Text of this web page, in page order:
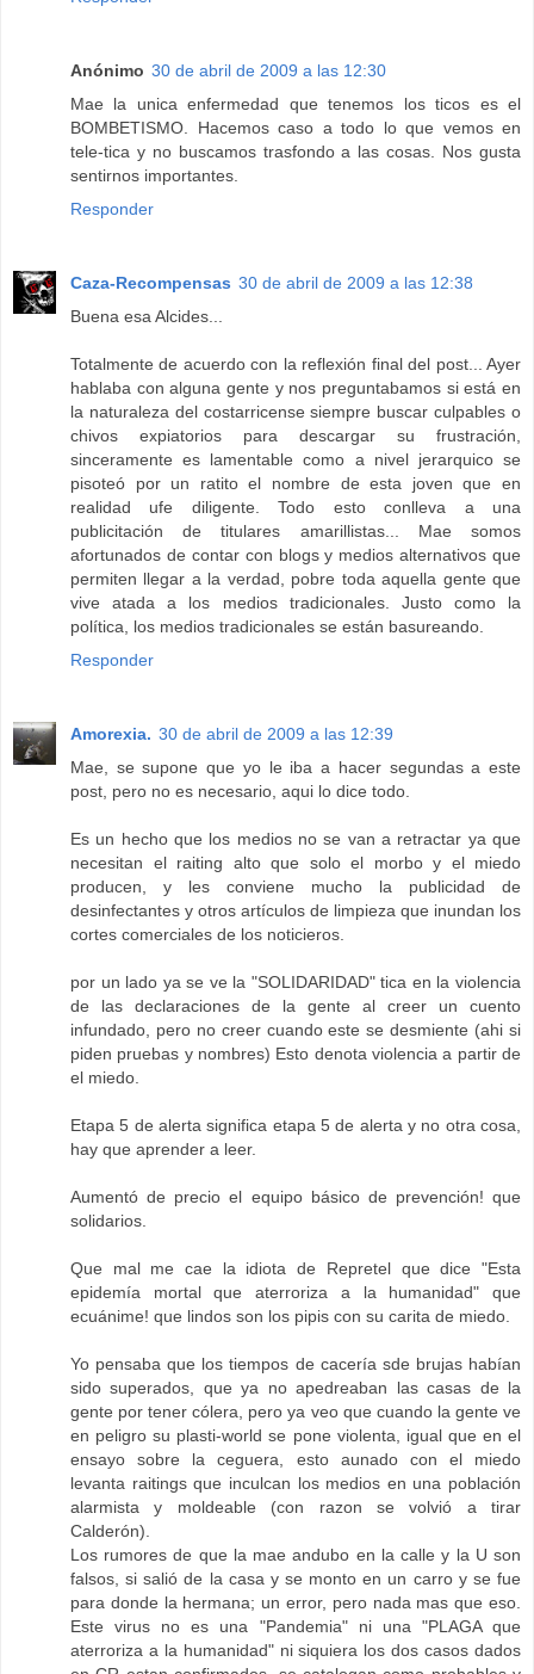
Anónimo 30 de abril de 2009 a las 12:30
Mae la unica enfermedad que tenemos los ticos es el
BOMBETISMO. Hacemos caso a todo lo que vemos en
tele-tica y no buscamos trasfondo a las cosas. Nos gusta
sentirnos importantes.
Responder
Caza-Recompensas 30 de abril de 2009 a las 12:38
Buena esa Alcides...
Totalmente de acuerdo con la reflexión final del post... Ayer
hablaba con alguna gente y nos preguntabamos si está en
la naturaleza del costarricense siempre buscar culpables o
chivos expiatorios para descargar su frustración,
sinceramente es lamentable como a nivel jerarquico se
pisoteó por un ratito el nombre de esta joven que en
realidad ufe diligente. Todo esto conlleva a una
publicitación de titulares amarillistas... Mae somos
afortunados de contar con blogs y medios alternativos que
permiten llegar a la verdad, pobre toda aquella gente que
vive atada a los medios tradicionales. Justo como la
política, los medios tradicionales se están basureando.
Responder
Amorexia. 30 de abril de 2009 a las 12:39
Mae, se supone que yo le iba a hacer segundas a este
post, pero no es necesario, aqui lo dice todo.
Es un hecho que los medios no se van a retractar ya que
necesitan el raiting alto que solo el morbo y el miedo
producen, y les conviene mucho la publicidad de
desinfectantes y otros artículos de limpieza que inundan los
cortes comerciales de los noticieros.
por un lado ya se ve la "SOLIDARIDAD" tica en la violencia
de las declaraciones de la gente al creer un cuento
infundado, pero no creer cuando este se desmiente (ahi si
piden pruebas y nombres) Esto denota violencia a partir de
el miedo.
Etapa 5 de alerta significa etapa 5 de alerta y no otra cosa,
hay que aprender a leer.
Aumentó de precio el equipo básico de prevención! que
solidarios.
Que mal me cae la idiota de Repretel que dice "Esta
epidemía mortal que aterroriza a la humanidad" que
ecuánime! que lindos son los pipis con su carita de miedo.
Yo pensaba que los tiempos de cacería sde brujas habían
sido superados, que ya no apedreaban las casas de la
gente por tener cólera, pero ya veo que cuando la gente ve
en peligro su plasti-world se pone violenta, igual que en el
ensayo sobre la ceguera, esto aunado con el miedo
levanta raitings que inculcan los medios en una población
alarmista y moldeable (con razon se volvió a tirar
Calderón).
Los rumores de que la mae andubo en la calle y la U son
falsos, si salió de la casa y se monto en un carro y se fue
para donde la hermana; un error, pero nada mas que eso.
Este virus no es una "Pandemia" ni una "PLAGA que
aterroriza a la humanidad" ni siquiera los dos casos dados